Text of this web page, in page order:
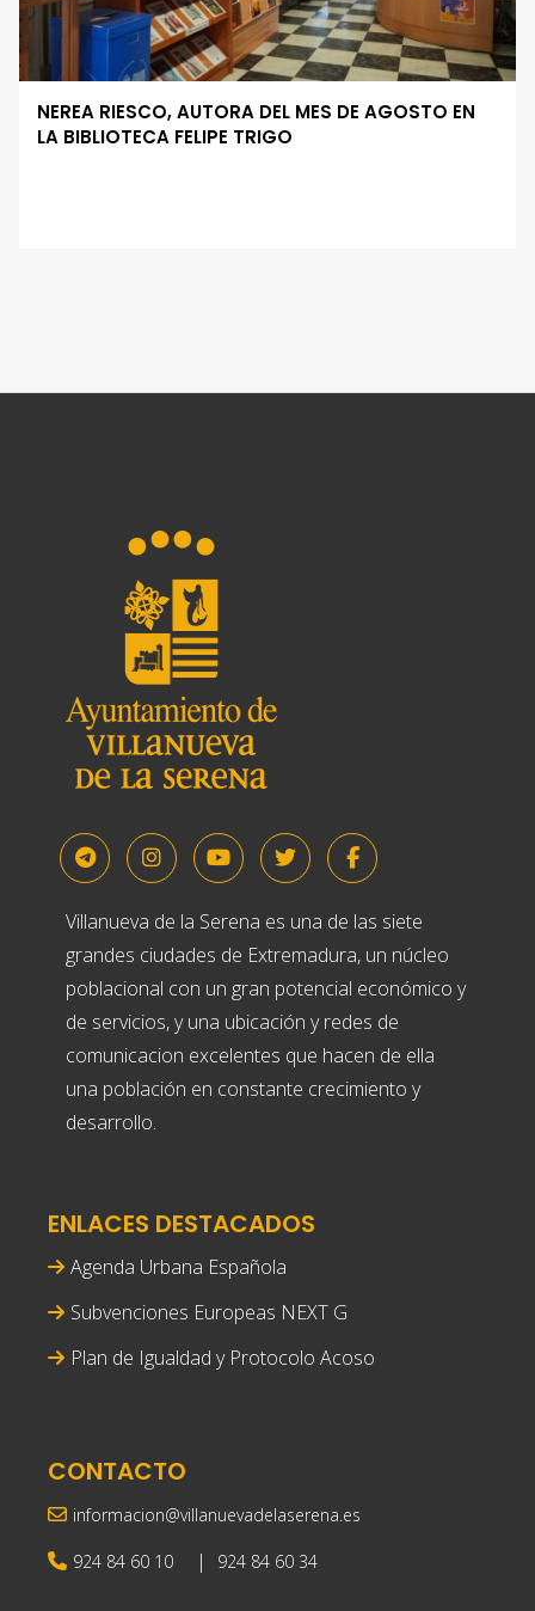
NEREA RIESCO, AUTORA DEL MES DE AGOSTO EN
LA BIBLIOTECA FELIPE TRIGO
Villanueva de la Serena es una de las siete
grandes ciudades de Extremadura, un núcleo
poblacional con un gran potencial económico y
de servicios, y una ubicación y redes de
comunicacion excelentes que hacen de ella
una población en constante crecimiento y
desarrollo.
ENLACES DESTACADOS
Agenda Urbana Española
Subvenciones Europeas NEXT G
Plan de Igualdad y Protocolo Acoso
CONTACTO
informacion@villanuevadelaserena.es
924 84 60 10 | 924 84 60 34